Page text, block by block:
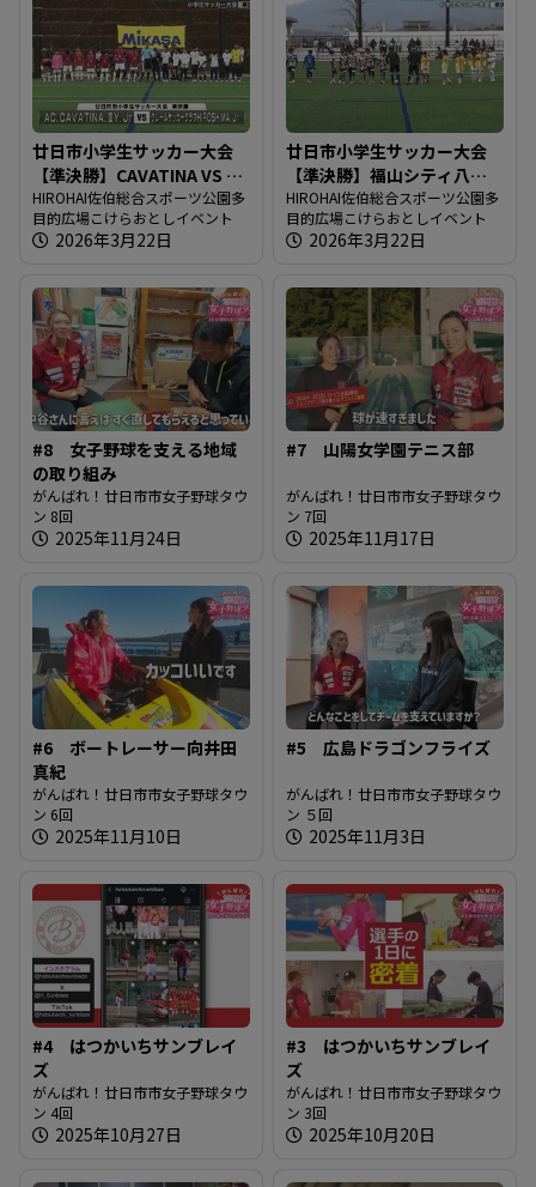
廿日市小学生サッカー大会
【準決勝】CAVATINA VS ク
レール広島
HIROHAI佐伯総合スポーツ公園多
目的広場こけらおとしイベント
2026年3月22日
廿日市小学生サッカー大会
【準決勝】福山シティ八幡
VS 安芸府中
HIROHAI佐伯総合スポーツ公園多
目的広場こけらおとしイベント
2026年3月22日
#8 女子野球を支える地域
の取り組み
がんばれ！廿日市市女子野球タウ
ン 8回
2025年11月24日
#7 山陽女学園テニス部
がんばれ！廿日市市女子野球タウ
ン 7回
2025年11月17日
#6 ボートレーサー向井田
真紀
がんばれ！廿日市市女子野球タウ
ン 6回
2025年11月10日
#5 広島ドラゴンフライズ
がんばれ！廿日市市女子野球タウ
ン ５回
2025年11月3日
#4 はつかいちサンブレイ
ズ
がんばれ！廿日市市女子野球タウ
ン 4回
2025年10月27日
#3 はつかいちサンブレイ
ズ
がんばれ！廿日市市女子野球タウ
ン 3回
2025年10月20日